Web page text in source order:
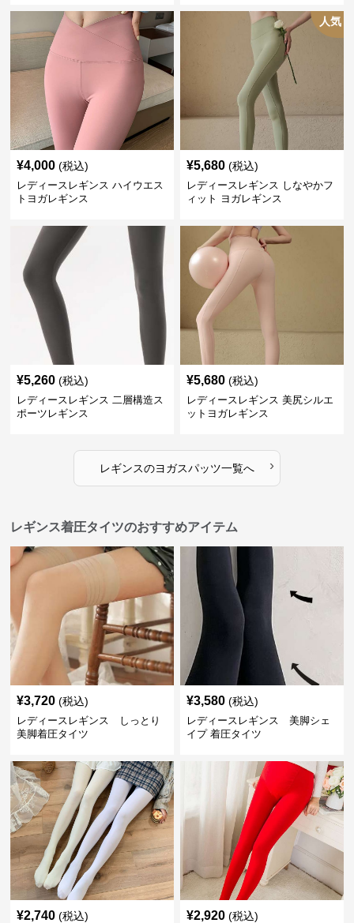
¥4,000 (税込)
レディースレギンス ハイウエス
トヨガレギンス
人気
¥5,680 (税込)
レディースレギンス しなやかフ
ィット ヨガレギンス
¥5,260 (税込)
レディースレギンス 二層構造ス
ポーツレギンス
¥5,680 (税込)
レディースレギンス 美尻シルエ
ットヨガレギンス
レギンスのヨガスパッツ一覧へ ›
レギンス着圧タイツのおすすめアイテム
¥3,720 (税込)
レディースレギンス しっとり
美脚着圧タイツ
¥3,580 (税込)
レディースレギンス 美脚シェ
イプ 着圧タイツ
¥2,740 (税込) ¥2,920 (税込)